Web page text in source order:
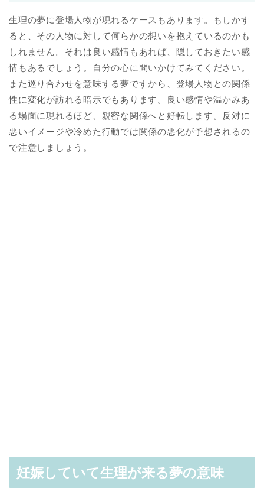
生理の夢に登場人物が現れるケースもあります。もしかす
ると、その人物に対して何らかの想いを抱えているのかも
しれません。それは良い感情もあれば、隠しておきたい感
情もあるでしょう。自分の心に問いかけてみてください。
また巡り合わせを意味する夢ですから、登場人物との関係
性に変化が訪れる暗示でもあります。良い感情や温かみあ
る場面に現れるほど、親密な関係へと好転します。反対に
悪いイメージや冷めた行動では関係の悪化が予想されるの
で注意しましょう。
妊娠していて生理が来る夢の意味